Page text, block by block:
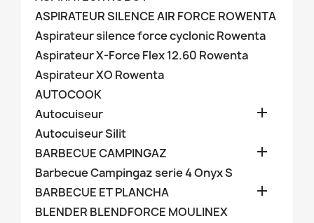
ASPIRATEUR SILENCE AIR FORCE ROWENTA
Aspirateur silence force cyclonic Rowenta
Aspirateur X-Force Flex 12.60 Rowenta
Aspirateur XO Rowenta
AUTOCOOK
Autocuiseur

Autocuiseur Silit
BARBECUE CAMPINGAZ

Barbecue Campingaz serie 4 Onyx S
BARBECUE ET PLANCHA

BLENDER BLENDFORCE MOULINEX